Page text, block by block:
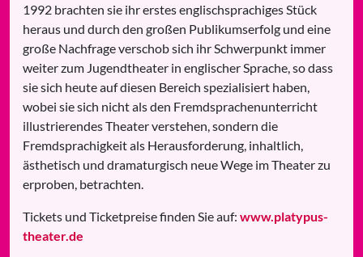
1992 brachten sie ihr erstes englischsprachiges Stück
heraus und durch den großen Publikumserfolg und eine
große Nachfrage verschob sich ihr Schwerpunkt immer
weiter zum Jugendtheater in englischer Sprache, so dass
sie sich heute auf diesen Bereich spezialisiert haben,
wobei sie sich nicht als den Fremdsprachenunterricht
illustrierendes Theater verstehen, sondern die
Fremdsprachigkeit als Herausforderung, inhaltlich,
ästhetisch und dramaturgisch neue Wege im Theater zu
erproben, betrachten.
Tickets und Ticketpreise finden Sie auf: www.platypus-
theater.de